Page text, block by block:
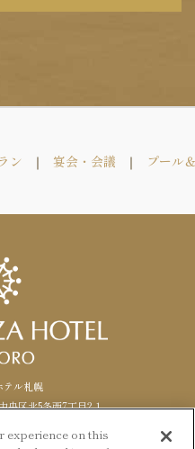
ン 宴会・会議 プール
テル札幌
央区北5条西7丁目2-1
experience on this